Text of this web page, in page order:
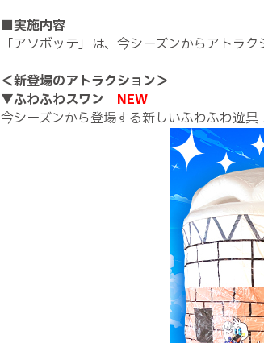
■実施内容
「アソボッテ」は、今シーズンからアトラ
＜新登場のアトラクション＞
▼ふわふわスワン
NEW
今シーズンから登場する新しいふわふわ遊